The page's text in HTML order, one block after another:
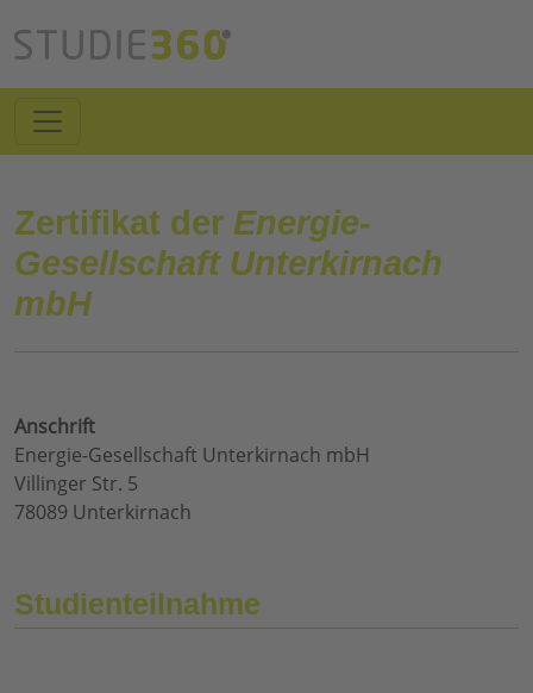
Zertifikat der Energie-
Gesellschaft Unterkirnach
mbH
Anschrift
Energie-Gesellschaft Unterkirnach mbH
Villinger Str. 5
78089 Unterkirnach
Studienteilnahme